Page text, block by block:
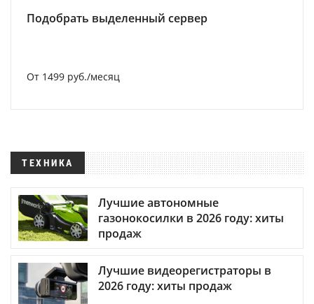
Подобрать выделенный сервер
От 1499 руб./месяц
ТЕХНИКА
Лучшие автономные
газонокосилки в 2026 году: хиты
продаж
Лучшие видеорегистраторы в
2026 году: хиты продаж